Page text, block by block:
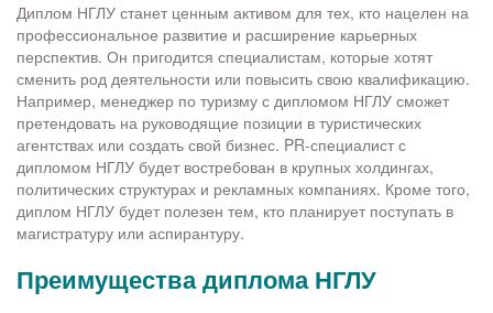
Диплом НГЛУ станет ценным активом для тех, кто нацелен на
профессиональное развитие и расширение карьерных
перспектив. Он пригодится специалистам, которые хотят
сменить род деятельности или повысить свою квалификацию.
Например, менеджер по туризму с дипломом НГЛУ сможет
претендовать на руководящие позиции в туристических
агентствах или создать свой бизнес. PR-специалист с
дипломом НГЛУ будет востребован в крупных холдингах,
политических структурах и рекламных компаниях. Кроме того,
диплом НГЛУ будет полезен тем, кто планирует поступать в
магистратуру или аспирантуру.
Преимущества диплома НГЛУ